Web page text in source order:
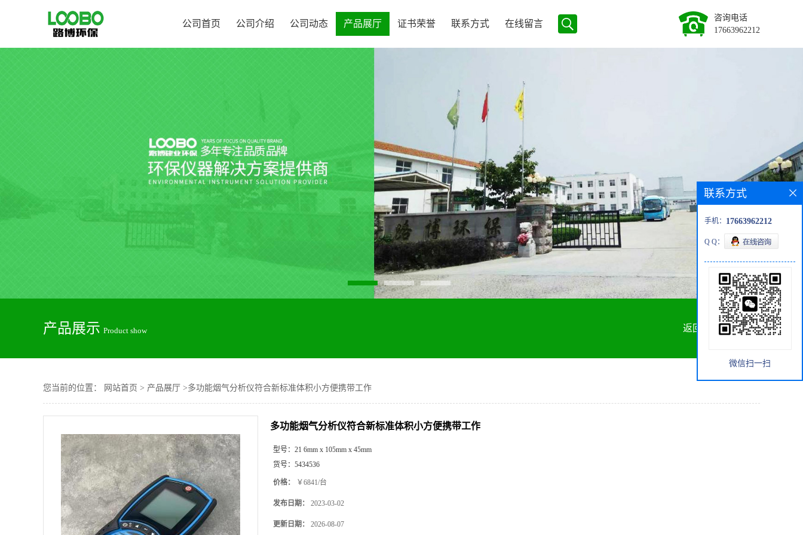
公司首页 公司介绍 公司动态 产品展厅 证书荣誉 联系方式 在线留言
咨询电话
17663962212
产品展示 Product show 返回首页
您当前的位置： 网站首页 > 产品展厅 >多功能烟气分析仪符合新标准体积小方便携带工作
多功能烟气分析仪符合新标准体积小方便携带工作
型号： 21 6mm x 105mm x 45mm
货号： 5434536
价格： ￥6841/台
发布日期： 2023-03-02
更新日期： 2026-08-07
联系方式
手机： 17663962212
Q Q：
微信扫一扫